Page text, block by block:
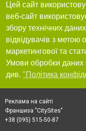
Цей сайт
веб-сайт
збору технічних
відвідувачів з метою
маркетингової та
Умови обробки даних
див. "Політика
Реклама на сайті
Франшиза "CitySites"
+38 (095) 515-50-87